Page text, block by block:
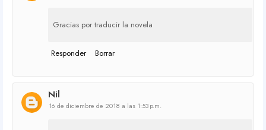
Gracias por traducir la novela
Responder Borrar
Nil
16 de diciembre de 2018 a las 1:53 p.m.